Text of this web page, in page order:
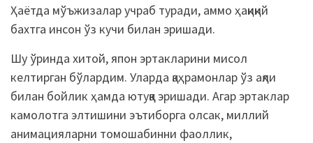
Ҳаётда мўъжизалар учраб туради, аммо ҳақиқий
бахтга инсон ўз кучи билан эришади.
Шу ўринда хитой, япон эртакларини мисол
келтирган бўлардим. Уларда қаҳрамонлар ўз ақли
билан бойлик ҳамда ютуққа эришади. Агар эртаклар
камолотга элтишини эътиборга олсак, миллий
анимацияларни томошабинни фаоллик,